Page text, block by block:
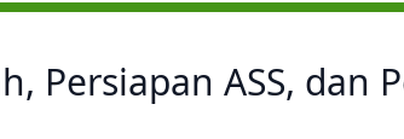
Persiapan ASS, dan